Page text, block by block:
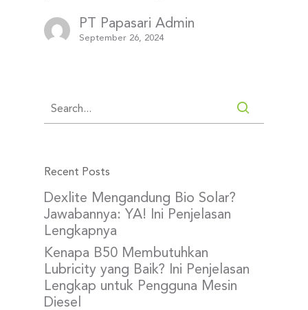
PT Papasari Admin
September 26, 2024
Recent Posts
Dexlite Mengandung Bio Solar?
Jawabannya: YA! Ini Penjelasan
Lengkapnya
Kenapa B50 Membutuhkan
Lubricity yang Baik? Ini Penjelasan
Lengkap untuk Pengguna Mesin
Diesel